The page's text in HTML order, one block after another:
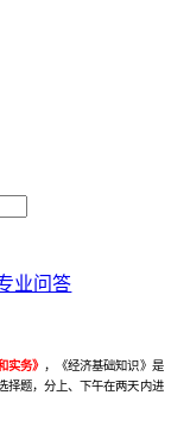
业问答
实务》 ，《经济基础知识》是
择题，分上、下午在两天内进